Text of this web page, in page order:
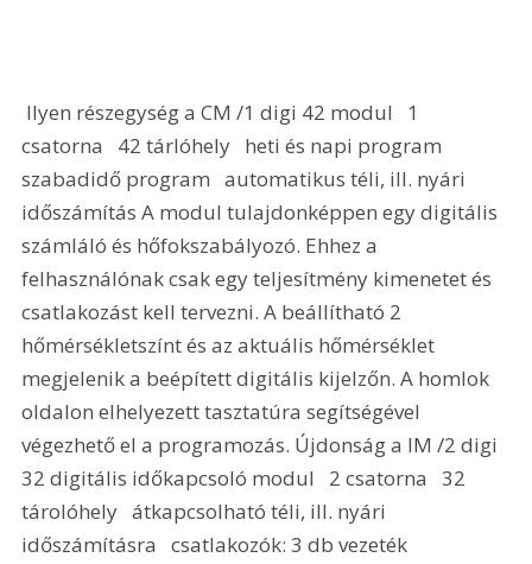
csatorna   42 tárlóhely   heti és napi program  
szabadidő program   automatikus téli, ill. nyári
időszámítás A modul tulajdonképpen egy digitális
számláló és hőfokszabályozó. Ehhez a
felhasználónak csak egy teljesítmény kimenetet és
csatlakozást kell tervezni. A beállítható 2
hőmérsékletszínt és az aktuális hőmérséklet
megjelenik a beépített digitális kijelzőn. A homlok
oldalon elhelyezett tasztatúra segítségével
végezhető el a programozás. Újdonság a IM /2 digi
32 digitális időkapcsoló modul   2 csatorna   32
tárolóhely   átkapcsolható téli, ill. nyári
időszámításra   csatlakozók: 3 db vezeték